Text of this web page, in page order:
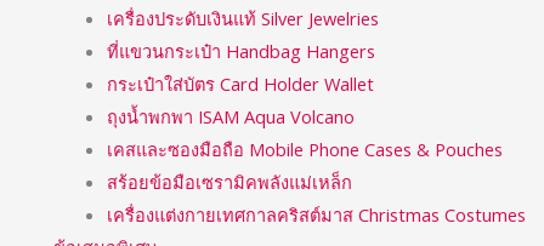
เครื่องประดับเงินแท้ Silver Jewelries
ที่แขวนกระเป๋า Handbag Hangers
กระเป๋าใส่บัตร Card Holder Wallet
ถุงน้ำพกพา ISAM Aqua Volcano
เคสและซองมือถือ Mobile Phone Cases & Pouches
สร้อยข้อมือเซรามิคพลังแม่เหล็ก
เครื่องแต่งกายเทศกาลคริสต์มาส Christmas Costumes